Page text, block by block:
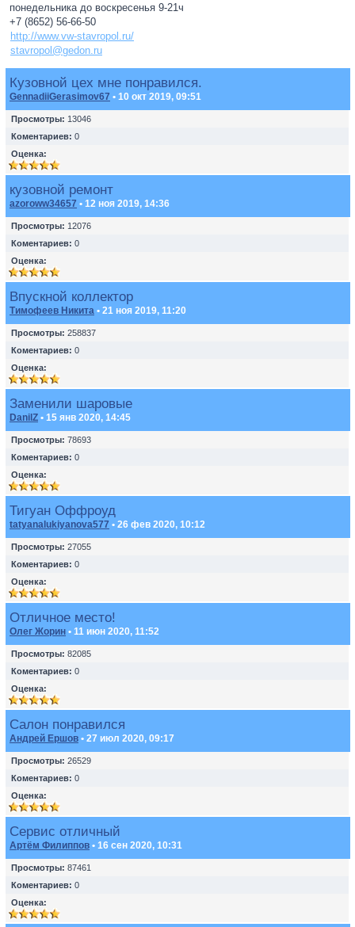
понедельника до воскресенья 9-21ч
+7 (8652) 56-66-50
http://www.vw-stavropol.ru/
stavropol@gedon.ru
Кузовной цех мне понравился.
GennadiiGerasimov67 • 10 окт 2019, 09:51
Просмотры: 13046
Коментариев: 0
Оценка:
кузовной ремонт
azoroww34657 • 12 ноя 2019, 14:36
Просмотры: 12076
Коментариев: 0
Оценка:
Впускной коллектор
Тимофеев Никита • 21 ноя 2019, 11:20
Просмотры: 258837
Коментариев: 0
Оценка:
Заменили шаровые
DanilZ • 15 янв 2020, 14:45
Просмотры: 78693
Коментариев: 0
Оценка:
Тигуан Оффроуд
tatyanalukiyanova577 • 26 фев 2020, 10:12
Просмотры: 27055
Коментариев: 0
Оценка:
Отличное место!
Олег Жорин • 11 июн 2020, 11:52
Просмотры: 82085
Коментариев: 0
Оценка:
Салон понравился
Андрей Ершов • 27 июл 2020, 09:17
Просмотры: 26529
Коментариев: 0
Оценка:
Сервис отличный
Артём Филиппов • 16 сен 2020, 10:31
Просмотры: 87461
Коментариев: 0
Оценка: